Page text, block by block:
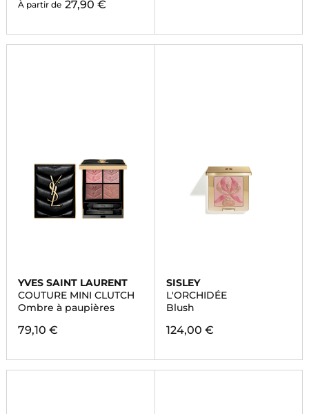
À partir de 27,90 €
YVES SAINT LAURENT
COUTURE MINI CLUTCH
Ombre à paupières
79,10 €
SISLEY
L'ORCHIDÉE
Blush
124,00 €